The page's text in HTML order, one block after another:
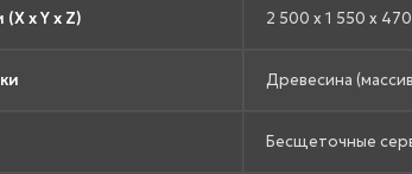
x Y x Z) 2 500 x 1 550 x
Древесина
Бесщеточные